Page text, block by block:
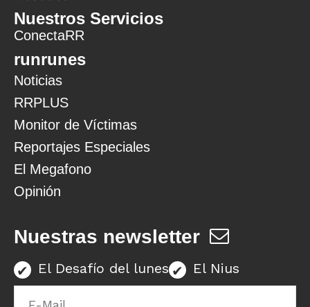
Nuestros Servicios
ConectaRR
runrunes
Noticias
RRPLUS
Monitor de Víctimas
Reportajes Especiales
El Megafono
Opinión
Nuestras newsletter
El Desafío del lunes El Nius